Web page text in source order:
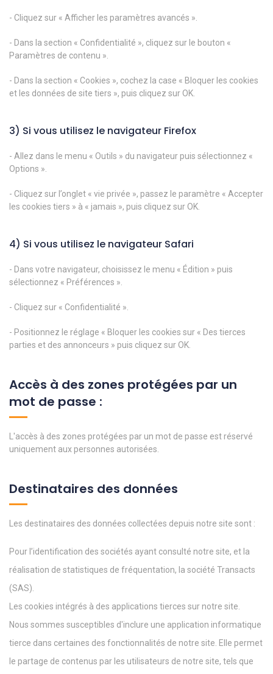
- Cliquez sur « Afficher les paramètres avancés ».
- Dans la section « Confidentialité », cliquez sur le bouton «
Paramètres de contenu ».
- Dans la section « Cookies », cochez la case « Bloquer les cookies
et les données de site tiers », puis cliquez sur OK.
3) Si vous utilisez le navigateur Firefox
- Allez dans le menu « Outils » du navigateur puis sélectionnez «
Options ».
- Cliquez sur l’onglet « vie privée », passez le paramètre « Accepter
les cookies tiers » à « jamais », puis cliquez sur OK.
4) Si vous utilisez le navigateur Safari
- Dans votre navigateur, choisissez le menu « Édition » puis
sélectionnez « Préférences ».
- Cliquez sur « Confidentialité ».
- Positionnez le réglage « Bloquer les cookies sur « Des tierces
parties et des annonceurs » puis cliquez sur OK.
Accès à des zones protégées par un
mot de passe :
L'accès à des zones protégées par un mot de passe est réservé
uniquement aux personnes autorisées.
Destinataires des données
Les destinataires des données collectées depuis notre site sont :
Pour l’identification des sociétés ayant consulté notre site, et la
réalisation de statistiques de fréquentation, la société Transacts
(SAS).
Les cookies intégrés à des applications tierces sur notre site.
Nous sommes susceptibles d'inclure une application informatique
tierce dans certaines des fonctionnalités de notre site. Elle permet
le partage de contenus par les utilisateurs de notre site, tels que